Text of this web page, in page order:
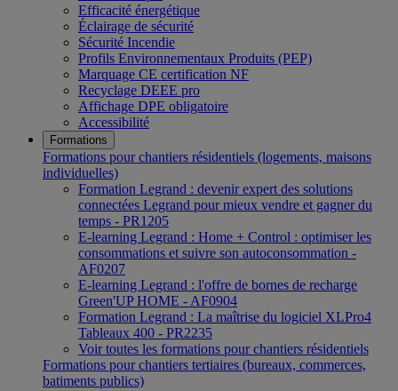
Efficacité énergétique
Éclairage de sécurité
Sécurité Incendie
Profils Environnementaux Produits (PEP)
Marquage CE certification NF
Recyclage DEEE pro
Affichage DPE obligatoire
Accessibilité
Formations
Formations pour chantiers résidentiels (logements, maisons
individuelles)
Formation Legrand : devenir expert des solutions
connectées Legrand pour mieux vendre et gagner du
temps - PR1205
E-learning Legrand : Home + Control : optimiser les
consommations et suivre son autoconsommation -
AF0207
E-learning Legrand : l'offre de bornes de recharge
Green'UP HOME - AF0904
Formation Legrand : La maîtrise du logiciel XLPro4
Tableaux 400 - PR2235
Voir toutes les formations pour chantiers résidentiels
Formations pour chantiers tertiaires (bureaux, commerces,
batiments publics)